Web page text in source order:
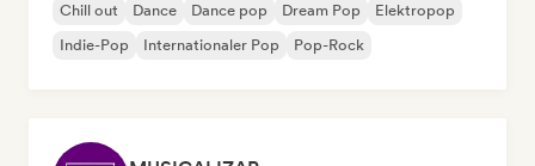
Chill out Dance Dance pop Dream Pop
Elektropop
Indie-Pop
Internationaler Pop Pop-Rock